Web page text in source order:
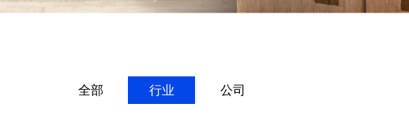
全部 行业 公司